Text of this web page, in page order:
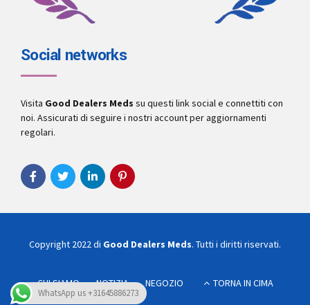
Social networks
Visita Good Dealers Meds su questi link social e connettiti con
noi. Assicurati di seguire i nostri account per aggiornamenti
regolari.
Copyright 2022 di Good Dealers Meds. Tutti i diritti riservati.
CHI SIAMO NOTIZIA NEGOZIO TORNA IN CIMA
WhatsApp us +31645886273